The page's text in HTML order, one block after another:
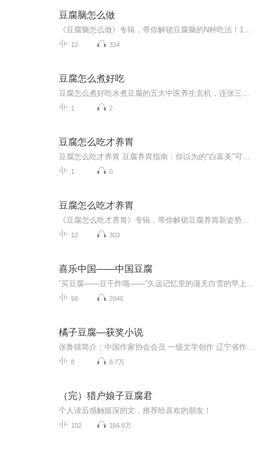
豆腐脑怎么做
12 334
豆腐怎么煮好吃
1 2
豆腐怎么吃才养胃
1 0
豆腐怎么吃才养胃
12 303
喜乐中国——中国豆腐
58 2046
橘子豆腐—获奖小说
8 8.7万
（完）猎户娘子豆腐君
个人读后感触挺深的文，推荐给喜欢的朋友！
102 166.6万